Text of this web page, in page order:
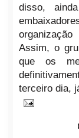
disso,
Assim, o
que os
terceiro dia,